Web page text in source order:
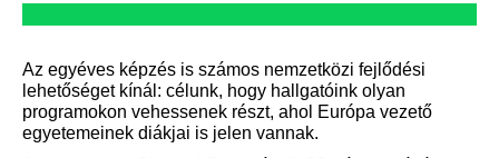
Az egyéves képzés is számos nemzetközi fejlődési
lehetőséget kínál: célunk, hogy hallgatóink olyan
programokon vehessenek részt, ahol Európa vezető
egyetemeinek diákjai is jelen vannak.